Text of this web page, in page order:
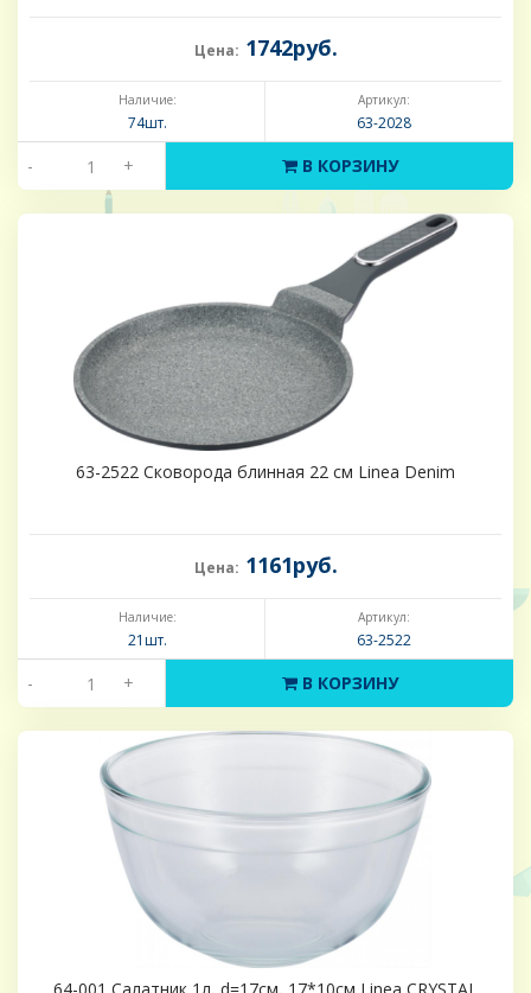
Цена: 1742руб.
Наличие:
74шт.
Артикул:
63-2028
- + В КОРЗИНУ
63-2522 Сковорода блинная 22 см Linea Denim
Цена: 1161руб.
Наличие:
21шт.
Артикул:
63-2522
- + В КОРЗИНУ